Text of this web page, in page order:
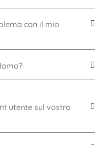
con il mio
utente sul vostro